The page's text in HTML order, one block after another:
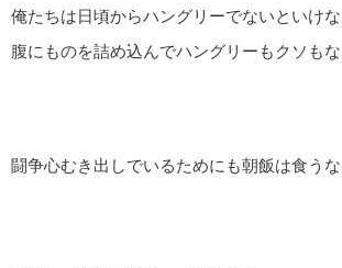
俺たちは日頃からハングリーでないといけな
腹にものを詰め込んでハングリーもクソも
闘争心むき出しでいるためにも朝飯は食うな